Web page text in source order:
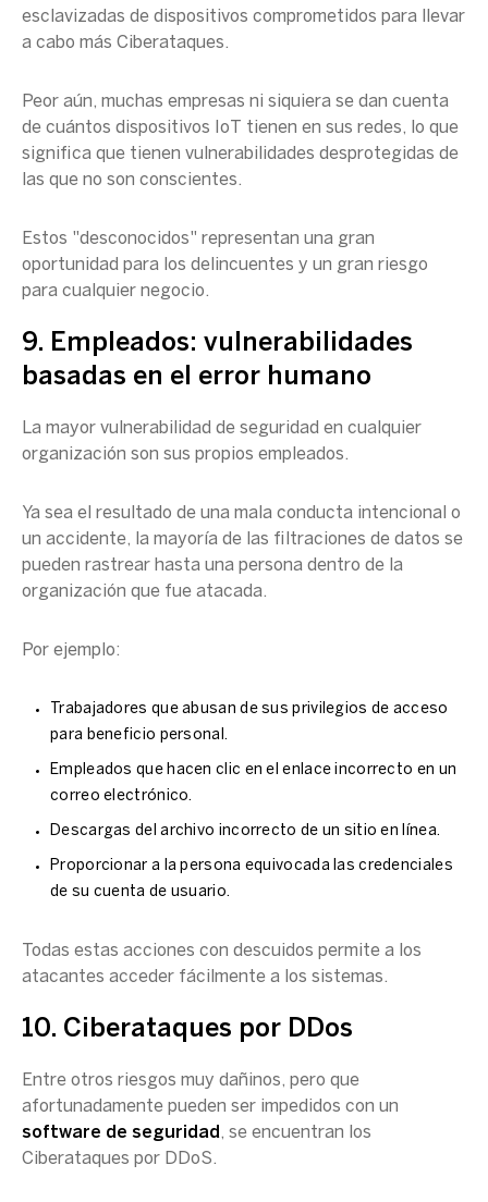
esclavizadas de dispositivos comprometidos para llevar
a cabo más Ciberataques.
Peor aún, muchas empresas ni siquiera se dan cuenta
de cuántos dispositivos IoT tienen en sus redes, lo que
significa que tienen vulnerabilidades desprotegidas de
las que no son conscientes.
Estos "desconocidos" representan una gran
oportunidad para los delincuentes y un gran riesgo
para cualquier negocio.
9. Empleados: vulnerabilidades
basadas en el error humano
La mayor vulnerabilidad de seguridad en cualquier
organización son sus propios empleados.
Ya sea el resultado de una mala conducta intencional o
un accidente, la mayoría de las filtraciones de datos se
pueden rastrear hasta una persona dentro de la
organización que fue atacada.
Por ejemplo:
Trabajadores que abusan de sus privilegios de acceso
para beneficio personal.
Empleados que hacen clic en el enlace incorrecto en un
correo electrónico.
Descargas del archivo incorrecto de un sitio en línea.
Proporcionar a la persona equivocada las credenciales
de su cuenta de usuario.
Todas estas acciones con descuidos permite a los
atacantes acceder fácilmente a los sistemas.
10. Ciberataques por DDos
Entre otros riesgos muy dañinos, pero que
afortunadamente pueden ser impedidos con un
software de seguridad, se encuentran los
Ciberataques por DDoS.